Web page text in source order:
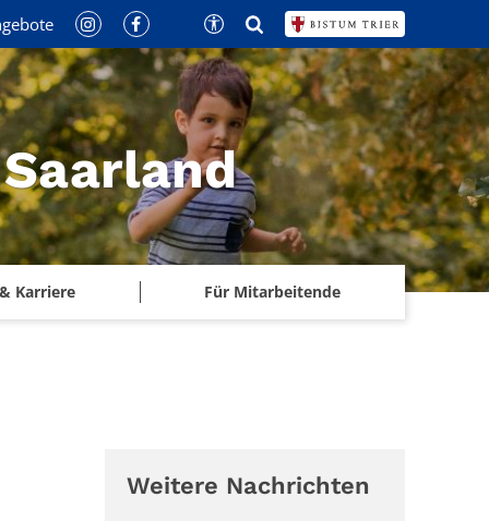
Karriere Für Mitarbeitende
Weitere Nachrichten